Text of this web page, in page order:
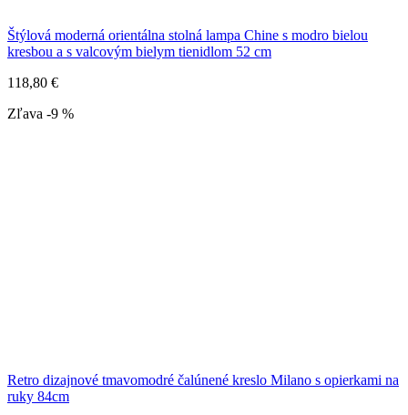
Štýlová moderná orientálna stolná lampa Chine s modro bielou
kresbou a s valcovým bielym tienidlom 52 cm
118,80 €
Zľava -9 %
Retro dizajnové tmavomodré čalúnené kreslo Milano s opierkami na
ruky 84cm